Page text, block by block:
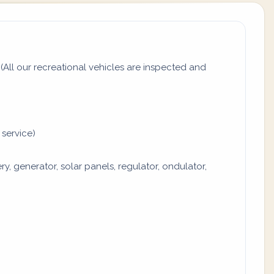
our recreational vehicles are inspected and
generator, solar panels, regulator, ondulator,